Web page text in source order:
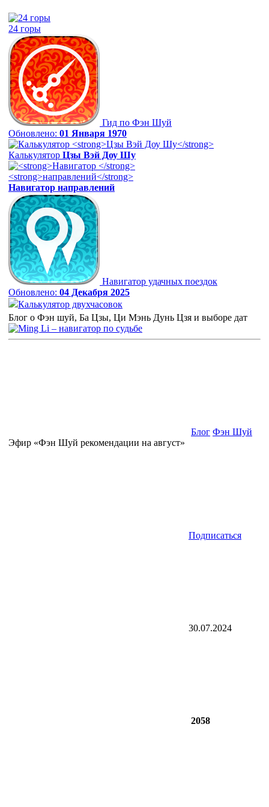
24 горы
Гид по Фэн Шуй
Обновлено: 01 Января 1970
Калькулятор Цзы Вэй Доу Шу
Навигатор направлений
Навигатор удачных поездок
Обновлено: 04 Декабря 2025
Калькулятор двухчасовок
Блог о Фэн шуй, Ба Цзы, Ци Мэнь Дунь Цзя и выборе дат
Блог Фэн Шуй
Эфир «Фэн Шуй рекомендации на август»
Подписаться
30.07.2024
2058